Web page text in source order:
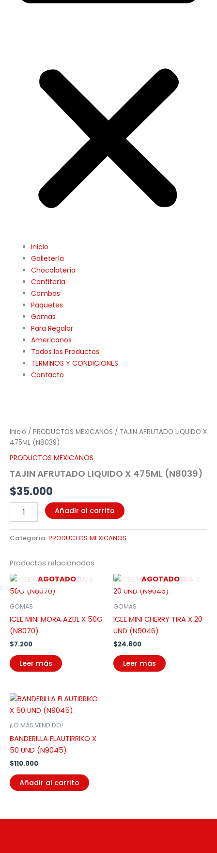
Inicio
Galletería
Chocolatería
Confitería
Combos
Paquetes
Gomas
Para Regalar
Americanos
Todos los Productos
TERMINOS Y CONDICIONES
Contacto
Inicio / PRODUCTOS MEXICANOS / TAJIN AFRUTADO LIQUIDO X
475ML (N8039)
PRODUCTOS MEXICANOS
TAJIN AFRUTADO LIQUIDO X 475ML (N8039)
$35.000
X
475ML
(N8039)
cantidad
Añadir al carrito
Categoría:PRODUCTOS MEXICANOS
Productos relacionados
AGOTADO
GOMAS
ICEE MINI MORA AZUL X 50G
(N8070)
$7.200
Leer más
AGOTADO
GOMAS
ICEE MINI CHERRY TIRA X 20
UND (N9046)
$24.600
Leer más
¡LO MÁS VENDIDO!
BANDERILLA FLAUTIRRIKO X
50 UND (N9045)
$110.000
Añadir al carrito